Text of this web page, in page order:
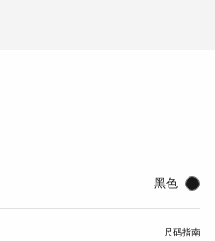
黑色
尺码指南